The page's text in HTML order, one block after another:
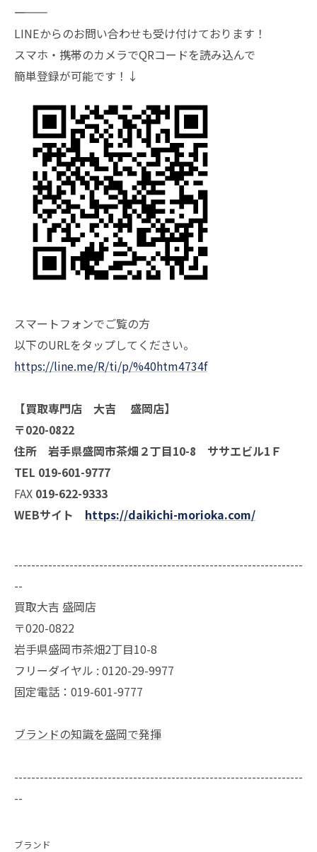
―――――――
LINEからのお問い合わせも受け付けております！
スマホ・携帯のカメラでQRコードを読み込んで
簡単登録が可能です！↓
スマートフォンでご覧の方
以下のURLをタップしてください。
https://line.me/R/ti/p/%40htm4734f
【買取専門店 大吉 盛岡店】
〒020-0822
住所 岩手県盛岡市茶畑２丁目10-8 ササエビル1Ｆ
TEL 019-601-9777
FAX 019-622-9333
WEBサイト https://daikichi-morioka.com/
--------------------------------------------------------------------
--
買取大吉 盛岡店
〒020-0822
岩手県盛岡市茶畑2丁目10-8
フリーダイヤル : 0120-29-9977
固定電話：019-601-9777
ブランドの知識を盛岡で発揮
--------------------------------------------------------------------
--
ブランド